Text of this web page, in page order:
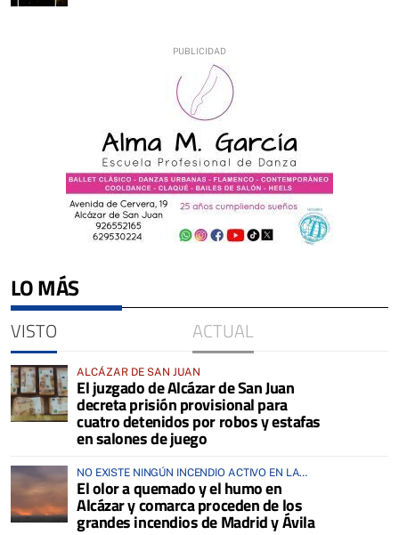
LO MÁS
VISTO ACTUAL
ALCÁZAR DE SAN JUAN
El juzgado de Alcázar de San Juan
decreta prisión provisional para
cuatro detenidos por robos y estafas
en salones de juego
NO EXISTE NINGÚN INCENDIO ACTIVO EN LA
COMARCA
El olor a quemado y el humo en
Alcázar y comarca proceden de los
grandes incendios de Madrid y Ávila